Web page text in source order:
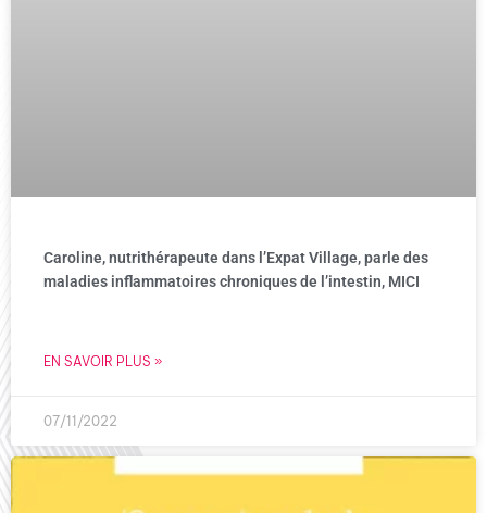
Caroline, nutrithérapeute dans l’Expat Village, parle des
maladies inflammatoires chroniques de l’intestin, MICI
EN SAVOIR PLUS »
07/11/2022